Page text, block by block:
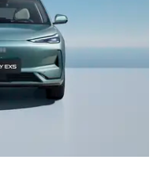
MONJARO
от 4 349 990 ₽*